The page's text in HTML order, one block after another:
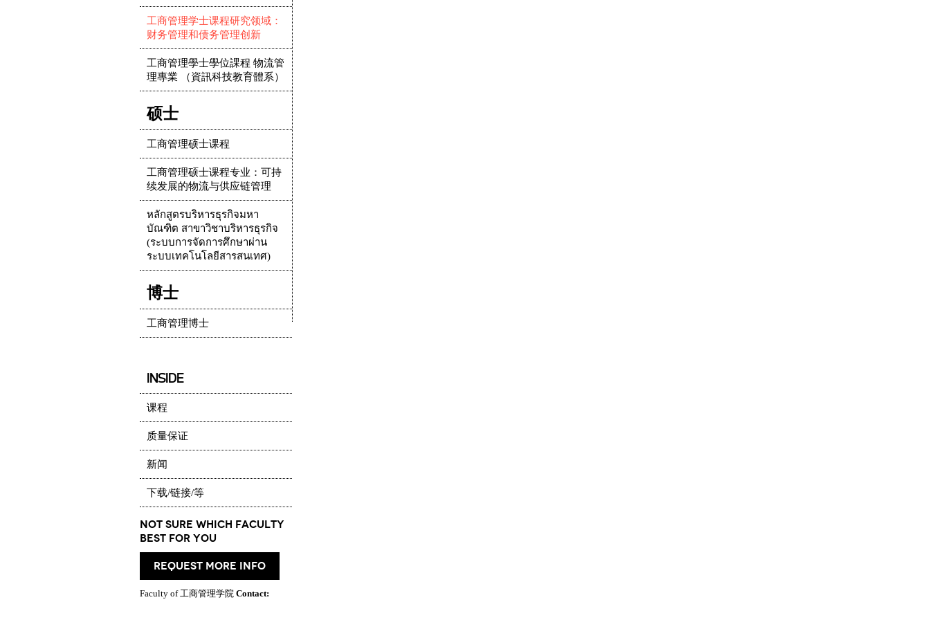
工商管理学士课程研究领域：
财务管理和债务管理创新
工商管理學士學位課程 物流管
理專業 （資訊科技教育體系）
硕士
工商管理硕士课程
工商管理硕士课程专业：可持
续发展的物流与供应链管理
หลักสูตรบริหารธุรกิจมหา
บัณฑิต สาขาวิชาบริหารธุรกิจ
(ระบบการจัดการศึกษาผ่าน
ระบบเทคโนโลยีสารสนเทศ)
博士
工商管理博士
INSIDE
课程
质量保证
新闻
下载/链接/等
Not Sure which Faculty
best for you
request more info
Faculty of 工商管理学院 Contact: